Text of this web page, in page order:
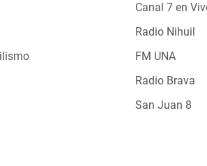
Canal 7 en
Radio Nihuil
FM UNA
Radio Brava
San Juan 8